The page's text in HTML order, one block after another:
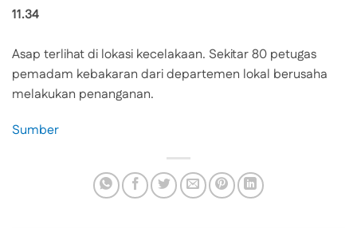
11.34
Asap terlihat di lokasi kecelakaan. Sekitar 80 petugas
pemadam kebakaran dari departemen lokal berusaha
melakukan penanganan.
Sumber